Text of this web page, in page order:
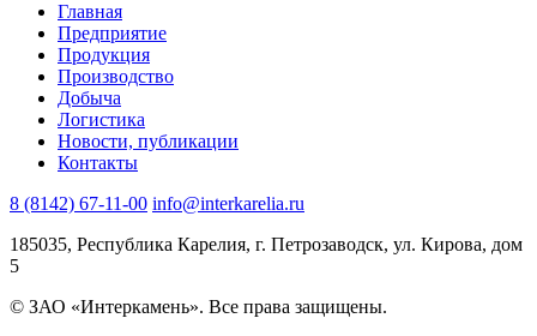
Главная
Предприятие
Продукция
Производство
Добыча
Логистика
Новости, публикации
Контакты
8 (8142) 67-11-00 info@interkarelia.ru
185035, Республика Карелия, г. Петрозаводск, ул. Кирова, дом
5
© ЗАО «Интеркамень». Все права защищены.